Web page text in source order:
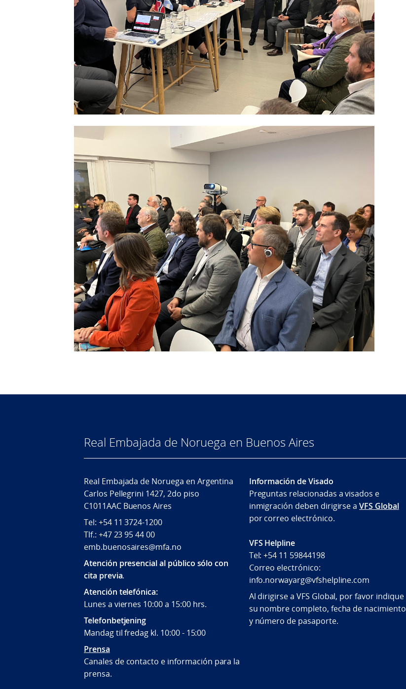
Real Embajada de Noruega en Buenos Aires
Real Embajada de Noruega en Argentina
Carlos Pellegrini 1427, 2do piso
C1011AAC Buenos Aires
Tel: +54 11 3724-1200
Tlf.: +47 23 95 44 00
emb.buenosaires@mfa.no
Atención presencial al público sólo con
cita previa.
Atención telefónica:
Lunes a viernes 10:00 a 15:00 hrs.
Telefonbetjening
Mandag til fredag kl. 10:00 - 15:00
Prensa
Canales de contacto e información para la
prensa.
Información de Visado
Preguntas relacionadas a visados e
inmigración deben dirigirse aVFS Global
por correo electrónico.
VFS Helpline
Tel: +54 11 59844198
Correo electrónico:
info.norwayarg@vfshelpline.com
Al dirigirse a VFS Global, por favor indique
su nombre completo, fecha de nacimiento
y número de pasaporte.